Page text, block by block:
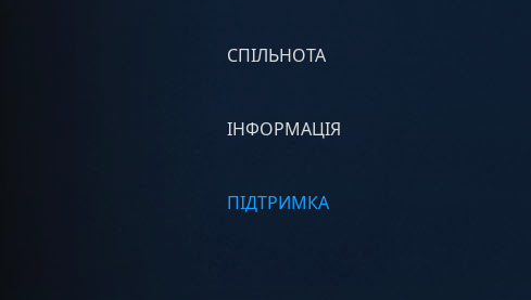
СПІЛЬНОТА
ІНФОРМАЦІЯ
ПІДТРИМКА